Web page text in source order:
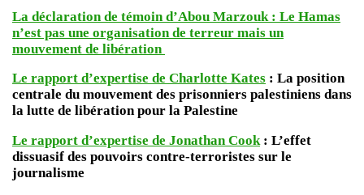
La déclaration de témoin d’Abou Marzouk : Le Hamas
n’est pas une organisation de terreur mais un
mouvement de libération
Le rapport d’expertise de Charlotte Kates : La position
centrale du mouvement des prisonniers palestiniens dans
la lutte de libération pour la Palestine
Le rapport d’expertise de Jonathan Cook: L’effet
dissuasif des pouvoirs contre-terroristes sur le
journalisme